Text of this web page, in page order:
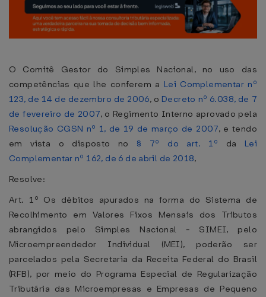
O Comitê Gestor do Simples Nacional, no uso das
competências que lhe conferem a Lei Complementar nº
123, de 14 de dezembro de 2006, o Decreto nº 6.038, de 7
de fevereiro de 2007, o Regimento Interno aprovado pela
Resolução CGSN nº 1, de 19 de março de 2007, e tendo
em vista o disposto no § 7º do art. 1º da Lei
Complementar nº 162, de 6 de abril de 2018,
Resolve:
Art. 1º Os débitos apurados na forma do Sistema de
Recolhimento em Valores Fixos Mensais dos Tributos
abrangidos pelo Simples Nacional - SIMEI, pelo
Microempreendedor Individual (MEI), poderão ser
parcelados pela Secretaria da Receita Federal do Brasil
(RFB), por meio do Programa Especial de Regularização
Tributária das Microempresas e Empresas de Pequeno